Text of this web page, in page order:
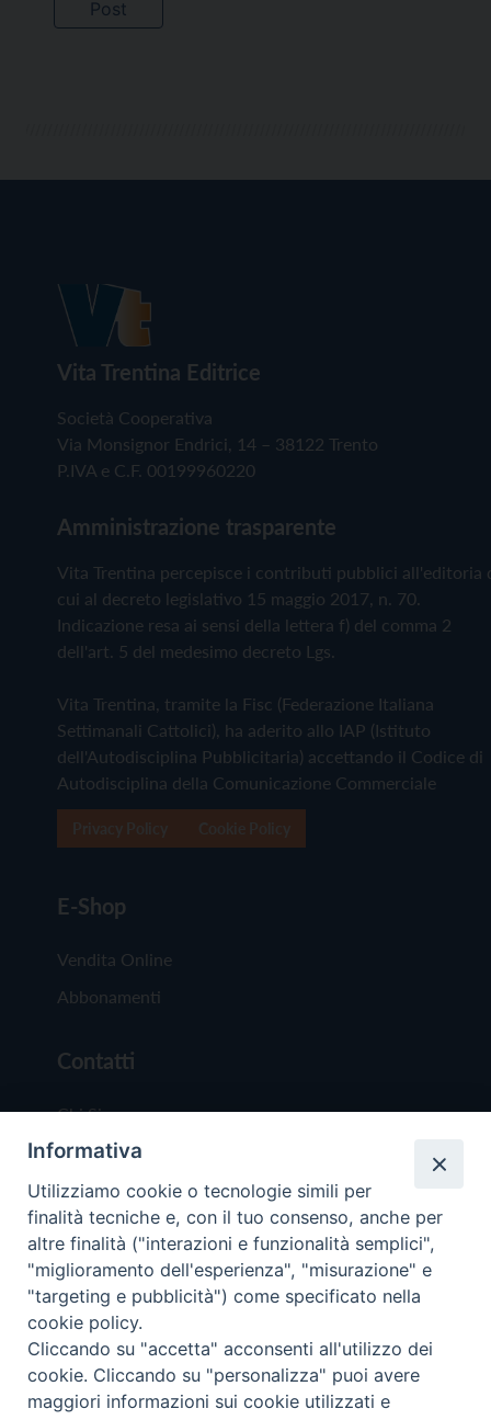
Vita Trentina Editrice
Società Cooperativa
Via Monsignor Endrici, 14 – 38122 Trento
P.IVA e C.F. 00199960220
Amministrazione trasparente
Vita Trentina percepisce i contributi pubblici all'editoria
cui al decreto legislativo 15 maggio 2017, n. 70.
Indicazione resa ai sensi della lettera f) del comma 2
dell'art. 5 del medesimo decreto Lgs.
Vita Trentina, tramite la Fisc (Federazione Italiana
Settimanali Cattolici), ha aderito allo IAP (Istituto
dell'Autodisciplina Pubblicitaria) accettando il Codice di
Autodisciplina della Comunicazione Commerciale
E-Shop
Vendita Online
Abbonamenti
Contatti
Chi Siamo
Redazione
Scrivici
Copyright © 2019 - Tutti i diritti riservati - Vita
Trentina Editrice
Privacy Policy
Informativa
Utilizziamo cookie o tecnologie simili per
finalità tecniche e, con il tuo consenso, anche per
altre finalità ("interazioni e funzionalità semplici",
"miglioramento dell'esperienza", "misurazione" e
"targeting e pubblicità") come specificato nella
cookie policy.
Cliccando su "accetta" acconsenti all'utilizzo dei
cookie. Cliccando su "personalizza" puoi avere
maggiori informazioni sui cookie utilizzati e